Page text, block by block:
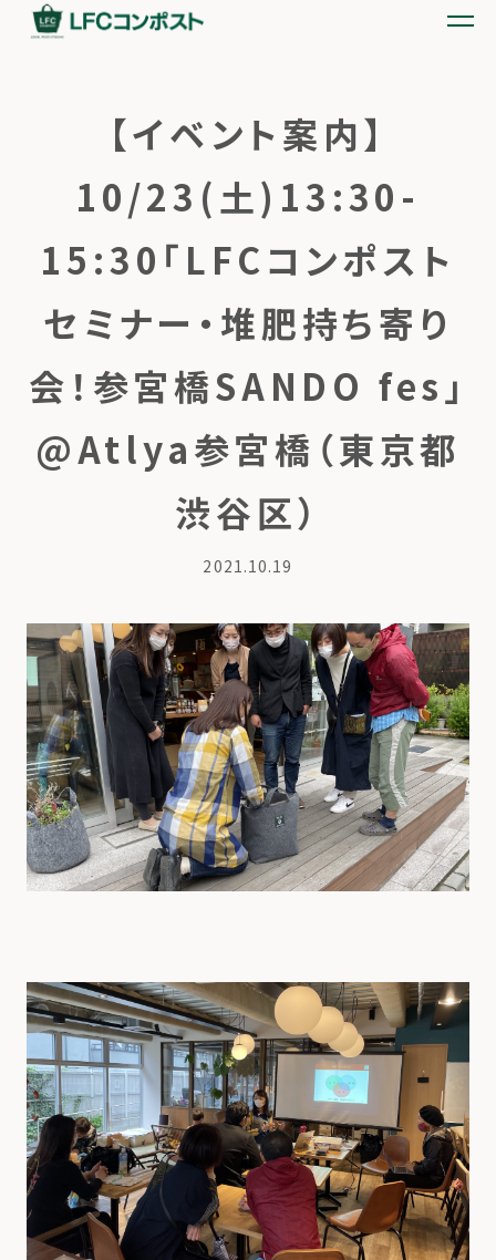
【イベント案内】
10/23(土)13:30-
15:30「LFCコンポスト
セミナー・堆肥持ち寄り
会！参宮橋SANDO fes」
@Atlya参宮橋（東京都
渋谷区）
2021.10.19